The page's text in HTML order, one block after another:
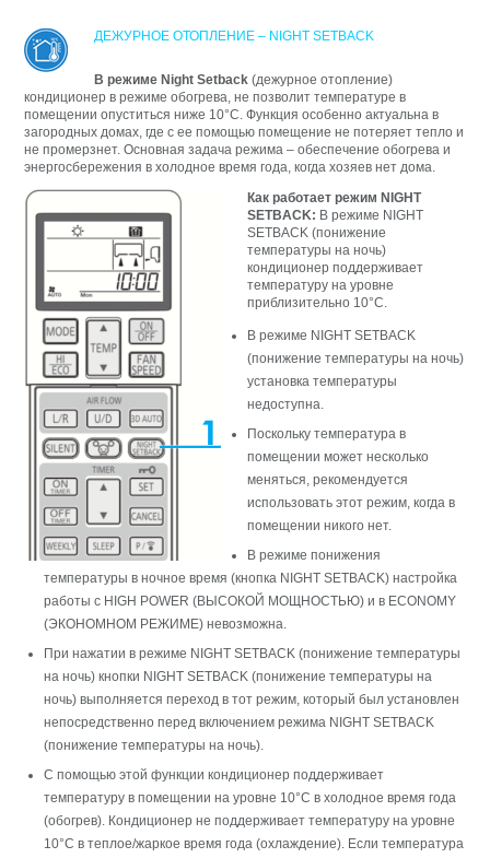
ДЕЖУРНОЕ ОТОПЛЕНИЕ – NIGHT SETBACK
В режиме Night Setback (дежурное отопление)
кондиционер в режиме обогрева, не позволит температуре в
помещении опуститься ниже 10°С. Функция особенно актуальна в
загородных домах, где с ее помощью помещение не потеряет тепло и
не промерзнет. Основная задача режима – обеспечение обогрева и
энергосбережения в холодное время года, когда хозяев нет дома.
Как работает режим NIGHT
SETBACK: В режиме NIGHT
SETBACK (понижение
температуры на ночь)
кондиционер поддерживает
температуру на уровне
приблизительно 10°C.
В режиме NIGHT SETBACK
(понижение температуры на ночь)
установка температуры
недоступна.
Поскольку температура в
помещении может несколько
меняться, рекомендуется
использовать этот режим, когда в
помещении никого нет.
В режиме понижения
температуры в ночное время (кнопка NIGHT SETBACK) настройка
работы с HIGH POWER (ВЫСОКОЙ МОЩНОСТЬЮ) и в ECONOMY
(ЭКОНОМНОМ РЕЖИМЕ) невозможна.
При нажатии в режиме NIGHT SETBACK (понижение температуры
на ночь) кнопки NIGHT SETBACK (понижение температуры на
ночь) выполняется переход в тот режим, который был установлен
непосредственно перед включением режима NIGHT SETBACK
(понижение температуры на ночь).
С помощью этой функции кондиционер поддерживает
температуру в помещении на уровне 10°C в холодное время года
(обогрев). Кондиционер не поддерживает температуру на уровне
10°C в теплое/жаркое время года (охлаждение). Если температура